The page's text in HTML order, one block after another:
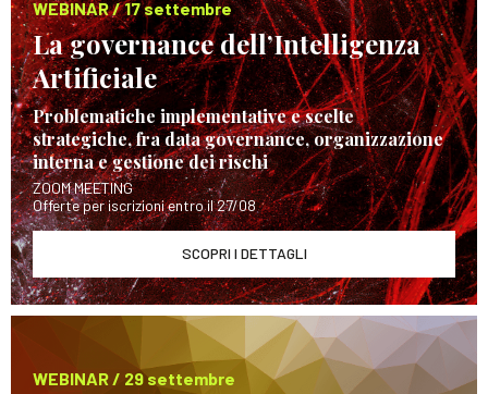
WEBINAR / 17 settembre
La governance dell’Intelligenza
Artificiale
Problematiche implementative e scelte
strategiche, fra data governance, organizzazione
interna e gestione dei rischi
ZOOM MEETING
Offerte per iscrizioni entro il 27/08
SCOPRI I DETTAGLI
WEBINAR / 29 settembre